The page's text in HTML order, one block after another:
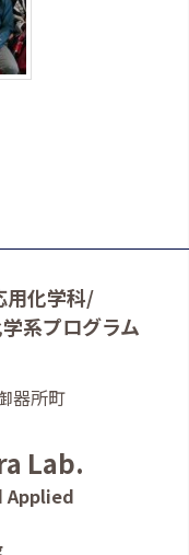
用化学科/
系プログラム
器所町
Lab.
Applied